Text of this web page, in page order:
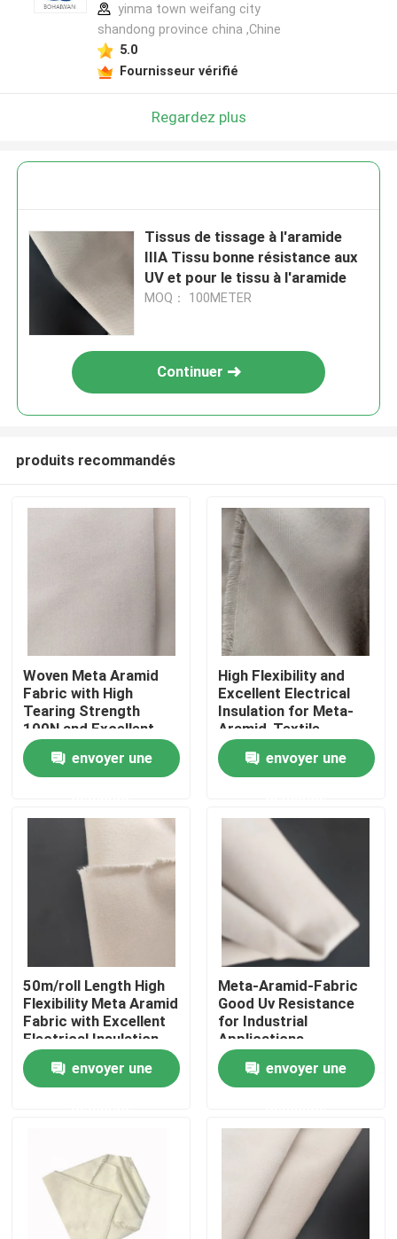
Maison
Produits
Au sujet de nous
Visite d'usine
Contrôle de qualité
Contactez-nous
Tissu d'Aramid de méta
tissu d'aramid de Para
yinma town weifang city
shandong province china ,Chine
5.0
Fournisseur vérifié
Regardez plus
Tissus de tissage à l'aramide
IIIA Tissu bonne résistance aux
UV et pour le tissu à l'aramide
MOQ： 100METER
Continuer
produits recommandés
Woven Meta Aramid
Fabric with High
Tearing Strength
100N and Excellent
Electrical Insulation
envoyer une
High Flexibility and
Excellent Electrical
Insulation for Meta-
Aramid-Textile
envoyer une
50m/roll Length High
Flexibility Meta Aramid
Fabric with Excellent
Electrical Insulation
envoyer une
Meta-Aramid-Fabric
Good Uv Resistance
for Industrial
Applications
envoyer une